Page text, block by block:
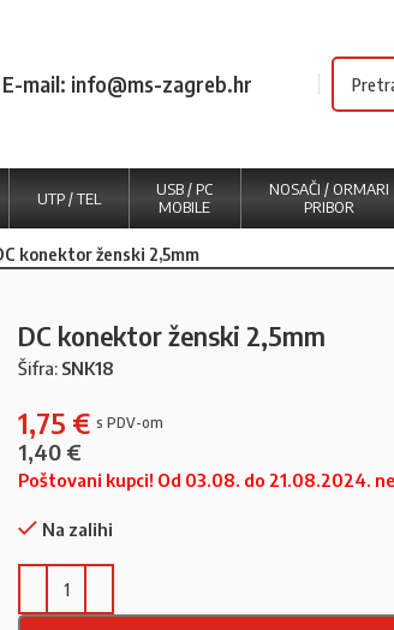
E-mail: info@ms-zagreb.hr
UTP / TEL
USB / PC
MOBILE
NOSAČI / ORMARI
PRIBOR
konektor ženski 2,5mm
DC konektor ženski 2,5mm
Šifra: SNK18
1,75 €
1,40 €
Poštovani kupci! Od 03.08. do 21.08.2024.
Na zalihi